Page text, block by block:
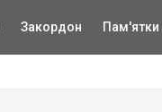
Закордон Пам'ятки